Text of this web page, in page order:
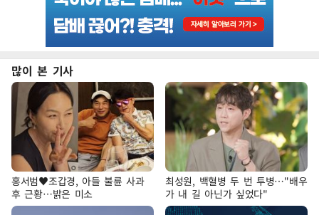
많이 본 기사
홍서범♥조갑경, 아들 불륜 사과
후 근황…밝은 미소
최성원, 백혈병 두 번 투병…"배우
가 내 길 아닌가 싶었다"